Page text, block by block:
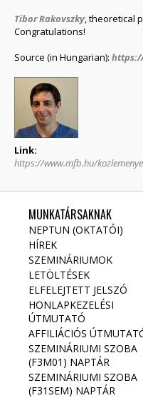
Tibor Rakovszky , theoretical
Congratulations!
Source (in Hungarian):
Link:
https://www.mfb.hu/
MUNKATÁRSAKNAK
NEPTUN (OKTATÓI)
HÍREK
SZEMINÁRIUMOK
LETÖLTÉSEK
ELFELEJTETT JELSZÓ
HONLAPKEZELÉSI
ÚTMUTATÓ
AFFILIÁCIÓS
SZEMINÁRIUMI SZOBA
(F3M01) NAPTÁR
SZEMINÁRIUMI SZOBA
(F31SEM) NAPTÁR